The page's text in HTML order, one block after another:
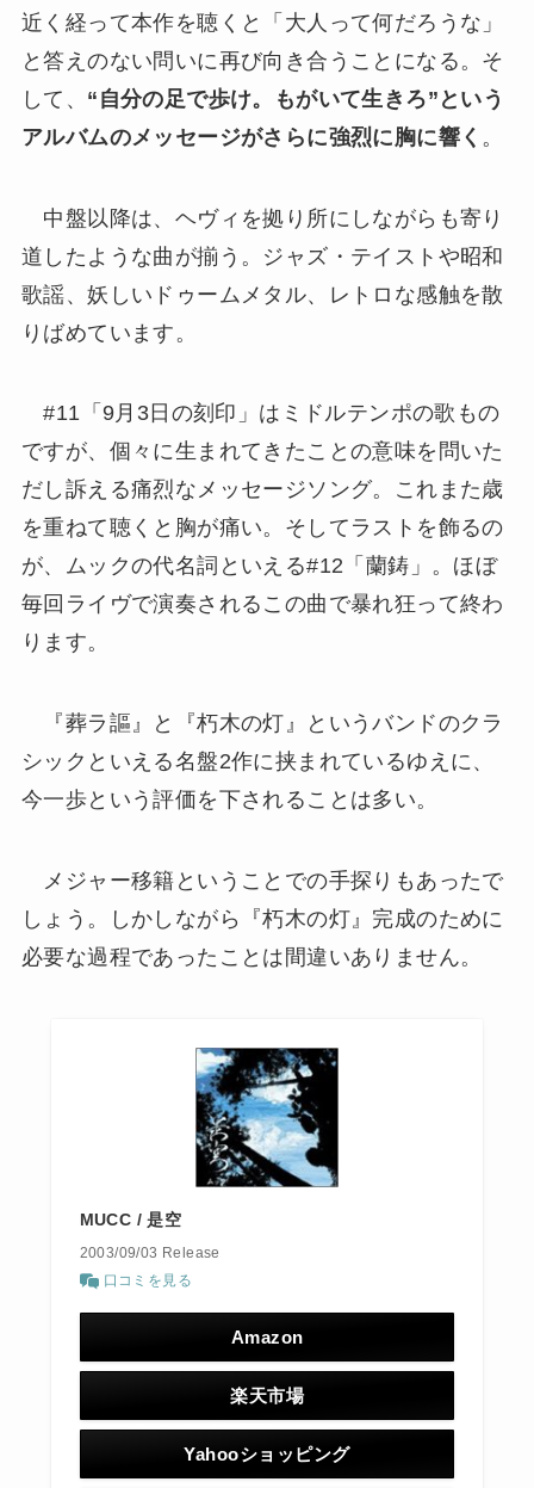
近く経って本作を聴くと「大人って何だろうな」
と答えのない問いに再び向き合うことになる。そ
して、 “自分の足で歩け。もがいて生きろ”という
アルバムのメッセージがさらに強烈に胸に響く 。
中盤以降は、ヘヴィを拠り所にしながらも寄り
道したような曲が揃う。ジャズ・テイストや昭和
歌謡、妖しいドゥームメタル、レトロな感触を散
りばめています。
#11「9月3日の刻印」はミドルテンポの歌もの
ですが、個々に生まれてきたことの意味を問いた
だし訴える痛烈なメッセージソング。これまた歳
を重ねて聴くと胸が痛い。そしてラストを飾るの
が、ムックの代名詞といえる#12「蘭鋳」。ほぼ
毎回ライヴで演奏されるこの曲で暴れ狂って終わ
ります。
『葬ラ謳』と『朽木の灯』というバンドのクラ
シックといえる名盤2作に挟まれているゆえに、
今一歩という評価を下されることは多い。
メジャー移籍ということでの手探りもあったで
しょう。しかしながら『朽木の灯』完成のために
必要な過程であったことは間違いありません。
MUCC / 是空
2003/09/03 Release
口コミを見る
Amazon
楽天市場
Yahooショッピング